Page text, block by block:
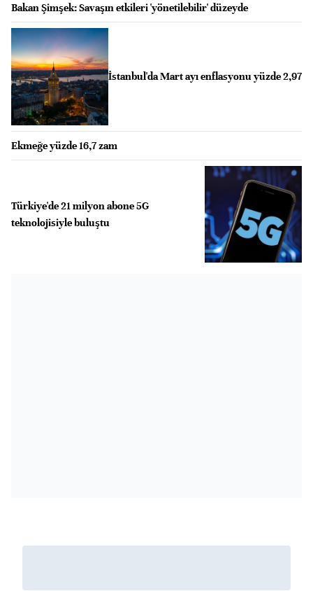
Bakan Şimşek: Savaşın etkileri 'yönetilebilir' düzeyde
İstanbul'da Mart ayı enflasyonu yüzde 2,97
Ekmeğe yüzde 16,7 zam
Türkiye'de 21 milyon abone 5G
teknolojisiyle buluştu